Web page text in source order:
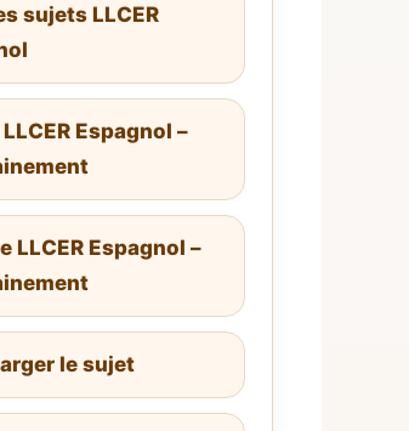
sujets LLCER
Espagnol –
LLCER Espagnol –
le sujet